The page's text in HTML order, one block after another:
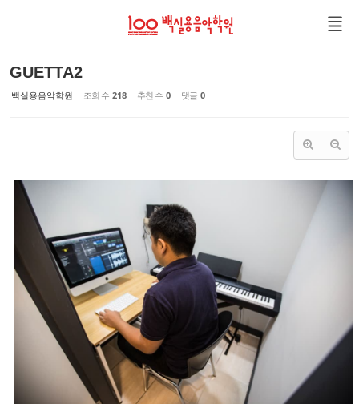
GUETTA2
백실용음악학원 조회 수 218 추천 수 0 댓글 0